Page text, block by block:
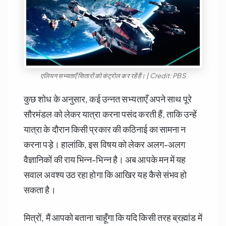
एलियन सभ्यताएँ सितारों को कंट्रोल कर रहें हैं। | Credit: PBS
कुछ शोध के अनुसार, कई उन्नत सभ्यताएँ अपने साथ पूरे
सौरमंडल को लेकर यात्रा करना पसंद करती हैं, ताकि उन्हें
यात्रा के दौरान किसी प्रकार की कठिनाई का सामना न
करना पड़े। हालांकि, इस विषय को लेकर अलग-अलग
वैज्ञानिकों की राय भिन्न-भिन्न है। अब आपके मन में यह
सवाल अवश्य उठ रहा होगा कि आखिर यह कैसे संभव हो
सकता है।
मित्रों, मैं आपको बताना चाहूँगा कि यदि किसी तरह ब्रह्मांड में